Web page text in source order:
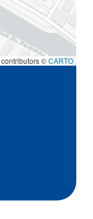
contributors ©CARTO